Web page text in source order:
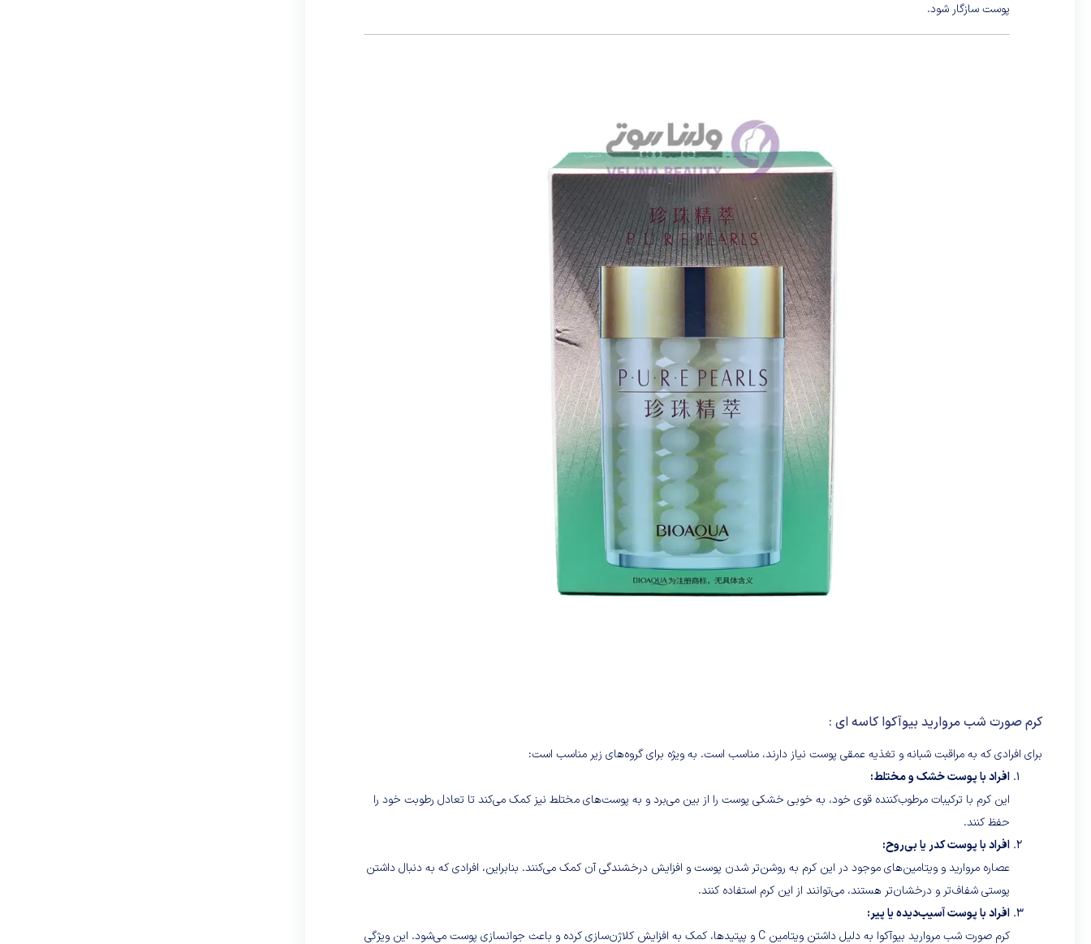
پوست سازگار شود.
کرم صورت شب مرواريد بیوآکوا کاسه ای :
برای افرادی که به مراقبت شبانه و تغذیه عمقی پوست نیاز دارند، مناسب است. به ویژه برای گروه‌های زیر مناسب است:
افراد با پوست خشک و مختلط:
این کرم با ترکیبات مرطوب‌کننده قوی خود، به خوبی خشکی پوست را از بین می‌برد و به پوست‌های مختلط نیز کمک می‌کند تا تعادل رطوبت خود را
حفظ کنند.
افراد با پوست کدر یا بی‌روح:
عصاره مروارید و ویتامین‌های موجود در این کرم به روشن‌تر شدن پوست و افزایش درخشندگی آن کمک می‌کنند. بنابراین، افرادی که به دنبال داشتن
پوستی شفاف‌تر و درخشان‌تر هستند، می‌توانند از این کرم استفاده کنند.
افراد با پوست آسیب‌دیده یا پیر:
کرم صورت شب مرواريد بیوآکوا به دلیل داشتن ویتامین C و پپتیدها، کمک به افزایش کلاژن‌سازی کرده و باعث جوانسازی پوست می‌شود. این ویژگی